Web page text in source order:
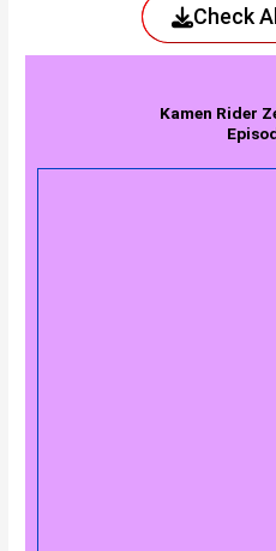
Check
Kamen Rider